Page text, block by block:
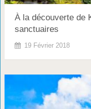
À la découverte de
sanctuaires
19 Février 2018